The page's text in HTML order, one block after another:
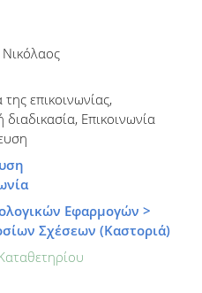
επικοινωνίας,
διαδικασία, Επικοινωνία
Εφαρμογών >
Σχέσεων (Καστοριά)